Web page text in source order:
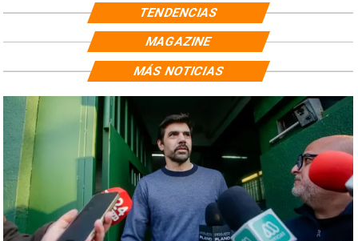
TENDENCIAS
MAGAZINE
MÁS NOTICIAS